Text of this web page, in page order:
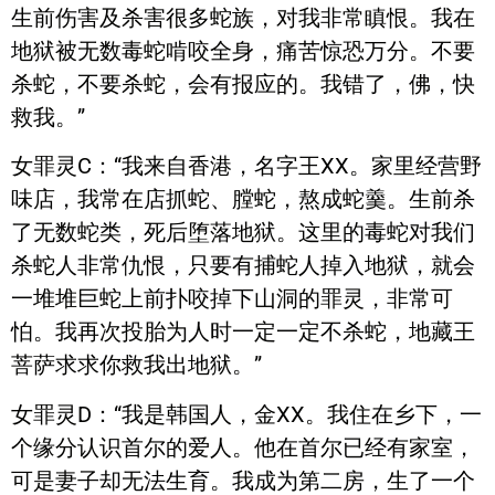
生前伤害及杀害很多蛇族，对我非常瞋恨。我在
地狱被无数毒蛇啃咬全身，痛苦惊恐万分。不要
杀蛇，不要杀蛇，会有报应的。我错了，佛，快
救我。”
女罪灵C：“我来自香港，名字王XX。家里经营野
味店，我常在店抓蛇、膛蛇，熬成蛇羹。生前杀
了无数蛇类，死后堕落地狱。这里的毒蛇对我们
杀蛇人非常仇恨，只要有捕蛇人掉入地狱，就会
一堆堆巨蛇上前扑咬掉下山洞的罪灵，非常可
怕。我再次投胎为人时一定一定不杀蛇，地藏王
菩萨求求你救我出地狱。”
女罪灵D：“我是韩国人，金XX。我住在乡下，一
个缘分认识首尔的爱人。他在首尔已经有家室，
可是妻子却无法生育。我成为第二房，生了一个